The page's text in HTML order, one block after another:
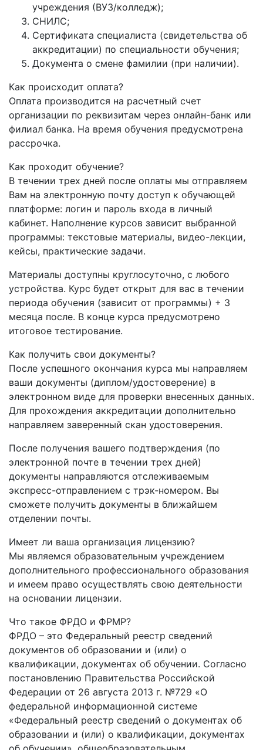
учреждения (ВУЗ/колледж);
СНИЛС;
Сертификата специалиста (свидетельства об
аккредитации) по специальности обучения;
Документа о смене фамилии (при наличии).
Как происходит оплата?
Оплата производится на расчетный счет
организации по реквизитам через онлайн-банк или
филиал банка. На время обучения предусмотрена
рассрочка.
Как проходит обучение?
В течении трех дней после оплаты мы отправляем
Вам на электронную почту доступ к обучающей
платформе: логин и пароль входа в личный
кабинет. Наполнение курсов зависит выбранной
программы: текстовые материалы, видео-лекции,
кейсы, практические задачи.
Материалы доступны круглосуточно, с любого
устройства. Курс будет открыт для вас в течении
периода обучения (зависит от программы) + 3
месяца после. В конце курса предусмотрено
итоговое тестирование.
Как получить свои документы?
После успешного окончания курса мы направляем
ваши документы (диплом/удостоверение) в
электронном виде для проверки внесенных данных.
Для прохождения аккредитации дополнительно
направляем заверенный скан удостоверения.
После получения вашего подтверждения (по
электронной почте в течении трех дней)
документы направляются отслеживаемым
экспресс-отправлением с трэк-номером. Вы
сможете получить документы в ближайшем
отделении почты.
Имеет ли ваша организация лицензию?
Мы являемся образовательным учреждением
дополнительного профессионального образования
и имеем право осуществлять свою деятельности
на основании лицензии.
Что такое ФРДО и ФРМР?
ФРДО – это Федеральный реестр сведений
документов об образовании и (или) о
квалификации, документах об обучении. Согласно
постановлению Правительства Российской
Федерации от 26 августа 2013 г. №729 «О
федеральной информационной системе
«Федеральный реестр сведений о документах об
образовании и (или) о квалификации, документах